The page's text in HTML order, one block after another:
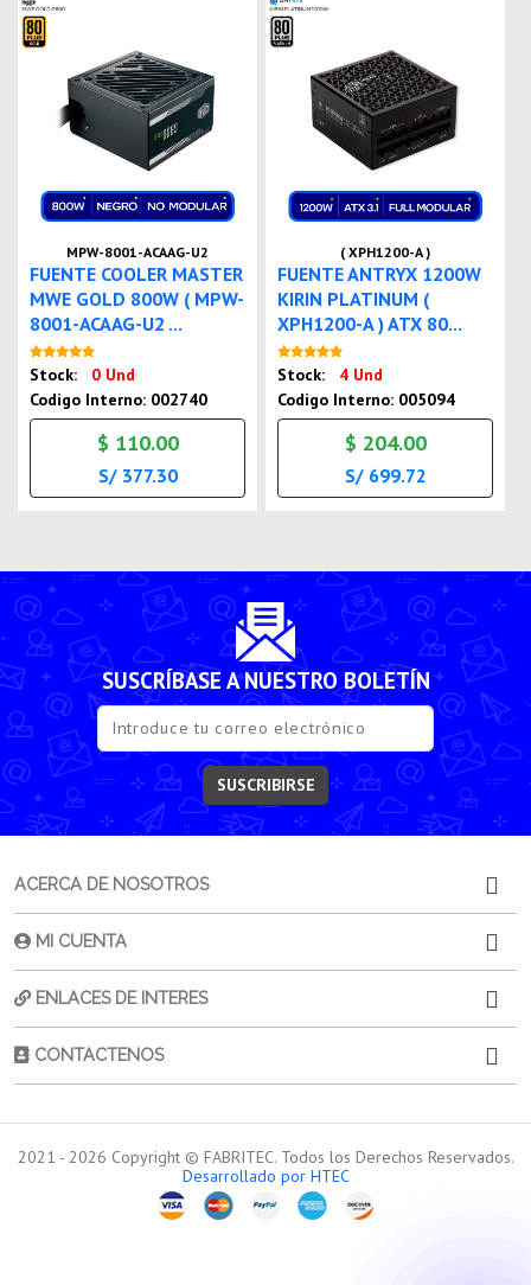
MPW-8001-ACAAG-U2
FUENTE COOLER MASTER
MWE GOLD 800W ( MPW-
8001-ACAAG-U2 ...
Stock:
0 Und
Codigo Interno: 002740
$ 110.00
S/ 377.30
( XPH1200-A )
FUENTE ANTRYX 1200W
KIRIN PLATINUM (
XPH1200-A ) ATX 80...
Stock:
4 Und
Codigo Interno: 005094
$ 204.00
S/ 699.72
SUSCRÍBASE A NUESTRO BOLETÍN
SUSCRIBIRSE
ACERCA DE NOSOTROS
MI CUENTA
ENLACES DE INTERES
CONTACTENOS
2021 - 2026 Copyright © FABRITEC. Todos los Derechos Reservados.
Desarrollado por HTEC